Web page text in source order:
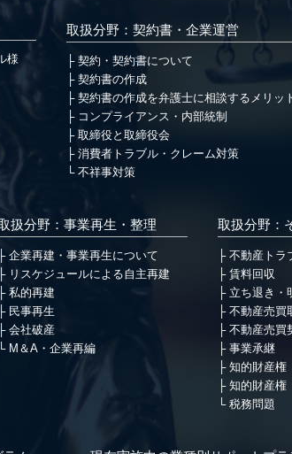
様
取扱分野：契約書・企業運営
契約・契約書について
契約書の作成
契約書の作成を弁護士に相談するメリッ
コンプライアンス・内部統制
取締役と取締役会
消費者トラブル・クレーム対策
不祥事対策
扱分野：事業再生・整理
企業再建・事業再生について
リスケジュールによる自主再建
私的再建
民事再生
会社破産
M＆A・企業再編
取扱分野：
不動産トラ
賃料回収
立ち退き・
不動産売買
不動産売買
事業承継
知的財産権
知的財産権
税務問題